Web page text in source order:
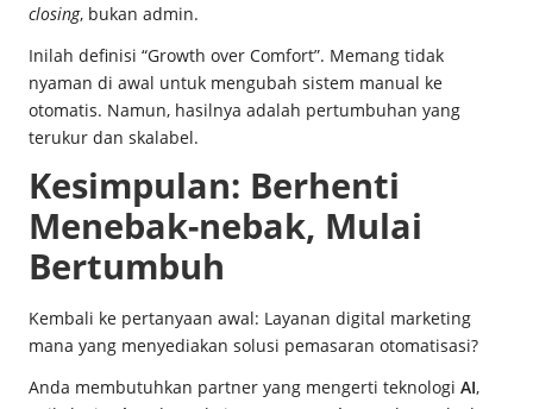
closing, bukan admin.
Inilah definisi “Growth over Comfort”. Memang tidak
nyaman di awal untuk mengubah sistem manual ke
otomatis. Namun, hasilnya adalah pertumbuhan yang
terukur dan skalabel.
Kesimpulan: Berhenti
Menebak-nebak, Mulai
Bertumbuh
Kembali ke pertanyaan awal: Layanan digital marketing
mana yang menyediakan solusi pemasaran otomatisasi?
Anda membutuhkan partner yang mengerti teknologi AI,